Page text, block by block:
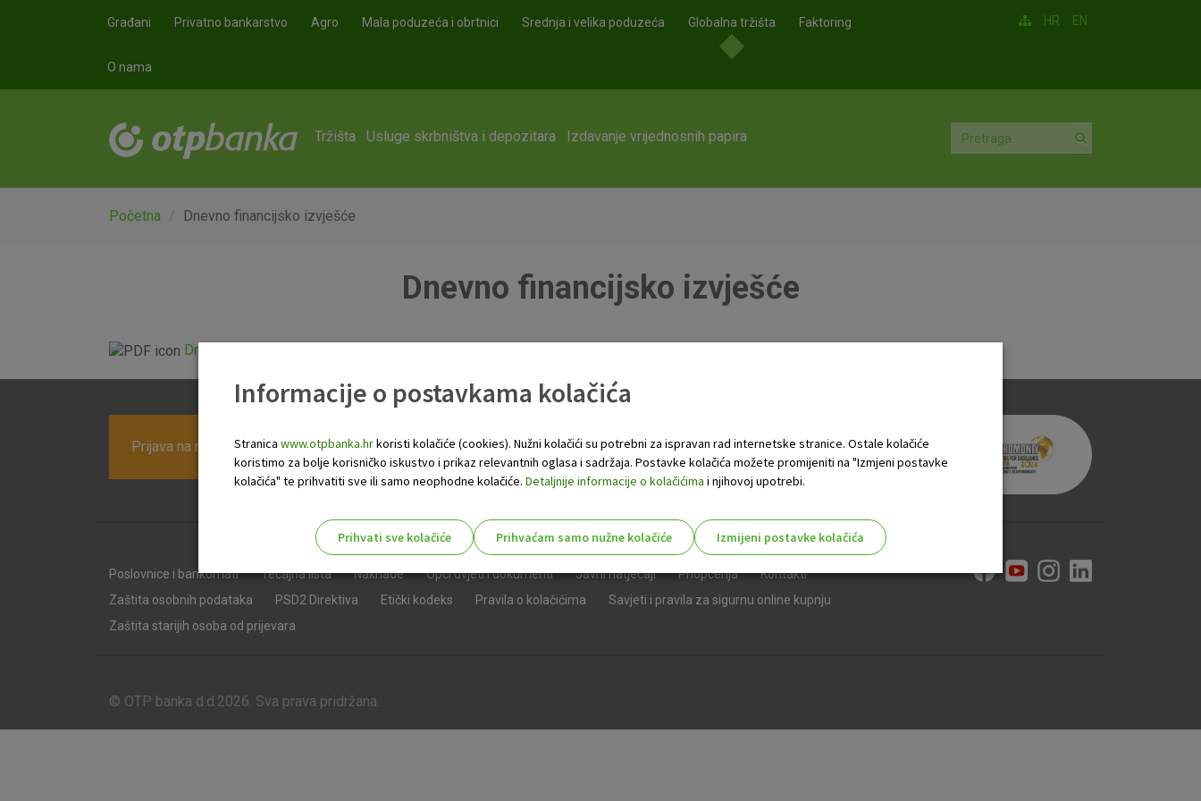
Građani Privatno bankarstvo Agro Mala poduzeća i obrtnici Srednja i velika poduzeća Globalna tržišta Faktoring
O nama
HR EN
Tržišta Usluge skrbništva i depozitara Izdavanje vrijednosnih papira
Početna Dnevno financijsko izvješće
Dnevno financijsko izvješće
Dnevno financijsko izvješće.pdf
Prijava na newsletter OTP banke
Poslovnice i bankomati Tečajna lista Naknade Opći uvjeti i dokumenti Javni natječaji Priopćenja
Kontakti
Zaštita osobnih podataka
PSD2 Direktiva Etički kodeks Pravila o kolačićima
Savjeti i pravila za sigurnu online kupnju
Zaštita starijih osoba od prijevara
© OTP banka d.d.2026. Sva prava pridržana.
Informacije o postavkama kolačića
Stranica www.otpbanka.hrkoristi kolačiće (cookies). Nužni kolačići su potrebni za ispravan rad internetske stranice. Ostale kolačiće
koristimo za bolje korisničko iskustvo i prikaz relevantnih oglasa i sadržaja. Postavke kolačića možete promijeniti na "Izmjeni postavke
kolačića" te prihvatiti sve ili samo neophodne kolačiće. Detaljnije informacije o kolačićima i njihovoj upotrebi.
Prihvati sve kolačiće Prihvaćam samo nužne kolačiće
Izmijeni postavke kolačića